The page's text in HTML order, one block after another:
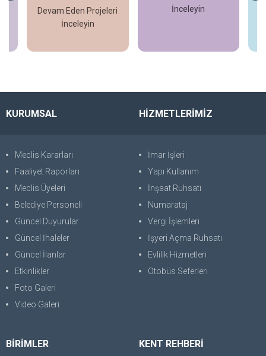
Devam Eden Projeleri
İnceleyin
İncele
İnceleyin
KURUMSAL
Meclis Kararları
Faaliyet Raporları
Meclis Üyeleri
Belediye Personeli
Güncel Duyurular
Güncel İhaleler
Güncel İlanlar
Etkinlikler
Foto Galeri
Video Galeri
HİZMETLERİMİZ
İmar İşleri
Yapı Kullanım
İnşaat Ruhsatı
Numarataj
Vergi İşlemleri
İşyeri Açma Ruhsatı
Evlilik Hizmetleri
Otobüs Seferleri
BİRİMLER KENT REHBERİ